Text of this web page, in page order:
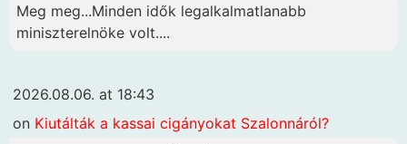
Meg meg...Minden idők legalkalmatlanabb
miniszterelnöke volt....
2026.08.06. at 18:43
on Kiutálták a kassai cigányokat Szalonnáról?